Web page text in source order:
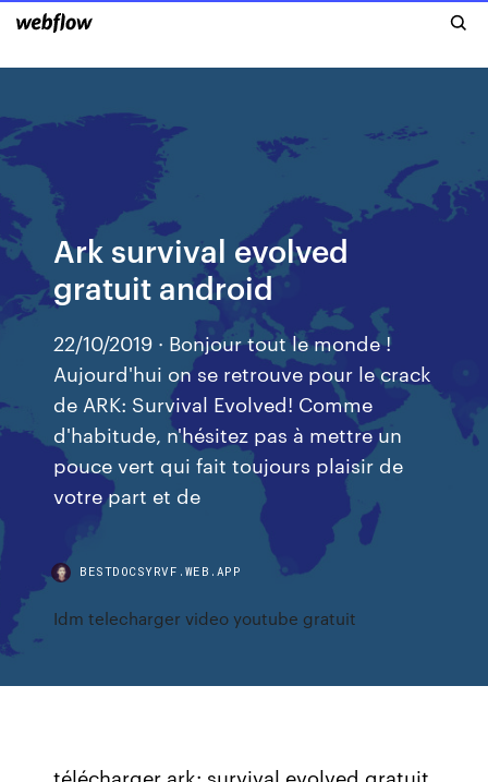
Ark survival evolved
gratuit android
22/10/2019 · Bonjour tout le monde !
Aujourd'hui on se retrouve pour le crack
de ARK: Survival Evolved! Comme
d'habitude, n'hésitez pas à mettre un
pouce vert qui fait toujours plaisir de
votre part et de
BESTDOCSYRVF.WEB.APP
Idm telecharger video youtube gratuit
télécharger ark: survival evolved gratuit